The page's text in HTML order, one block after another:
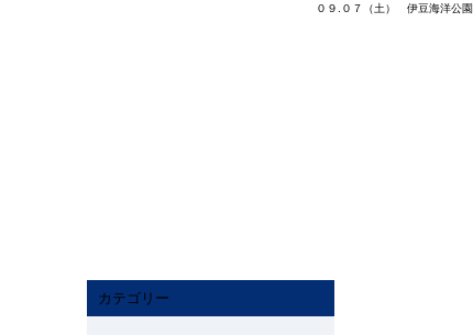
０９.０７（土） 伊豆海洋公園
カテゴリー